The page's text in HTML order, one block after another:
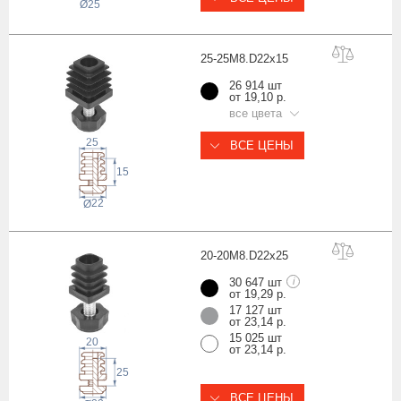
Ø25
25-25M8.D22x15
25
15
Ø22
26 914 шт
от 19,10 р.
все цвета
ВСЕ ЦЕНЫ
20-20M8.D22x25
20
25
30 647 шт i
от 19,29 р.
17 127 шт
от 23,14 р.
15 025 шт
от 23,14 р.
ВСЕ ЦЕНЫ